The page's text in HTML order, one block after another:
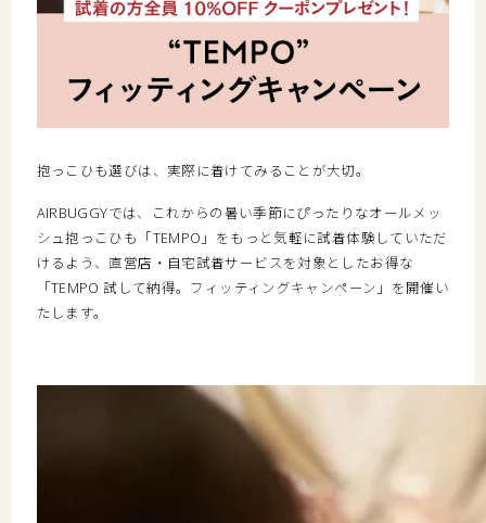
抱っこひも選びは、実際に着けてみることが大切。
AIRBUGGYでは、これからの暑い季節にぴったりなオールメッ
シュ抱っこひも「TEMPO」をもっと気軽に試着体験していただ
けるよう、直営店・自宅試着サービスを対象としたお得な
「TEMPO 試して納得。フィッティングキャンペーン」を開催い
たします。